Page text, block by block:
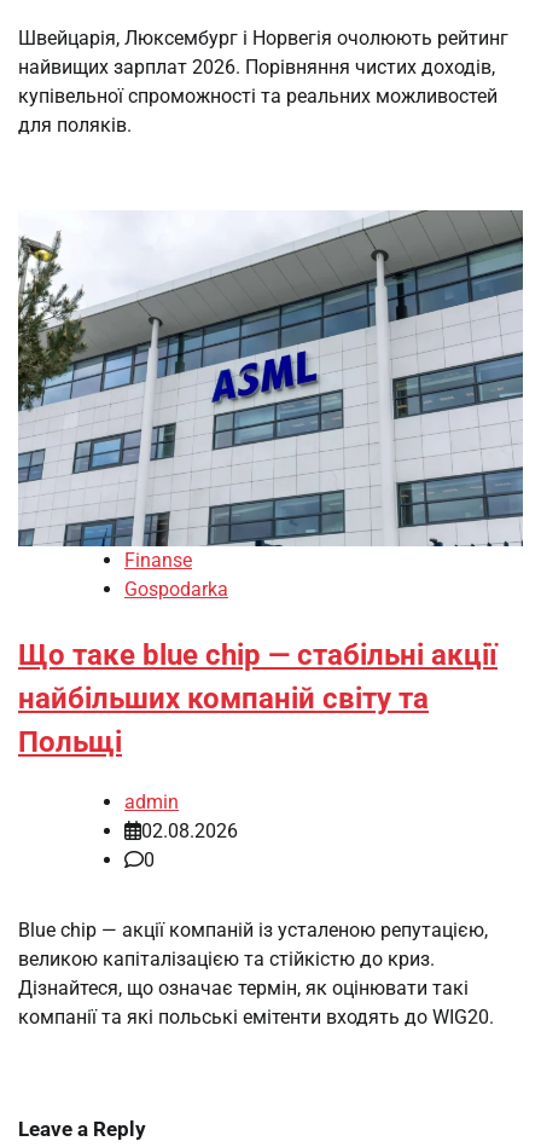
Швейцарія, Люксембург і Норвегія очолюють рейтинг
найвищих зарплат 2026. Порівняння чистих доходів,
купівельної спроможності та реальних можливостей
для поляків.
Finanse
Gospodarka
Що таке blue chip — стабільні акції
найбільших компаній світу та
Польщі
admin
02.08.2026
0
Blue chip — акції компаній із усталеною репутацією,
великою капіталізацією та стійкістю до криз.
Дізнайтеся, що означає термін, як оцінювати такі
компанії та які польські емітенти входять до WIG20.
Leave a Reply